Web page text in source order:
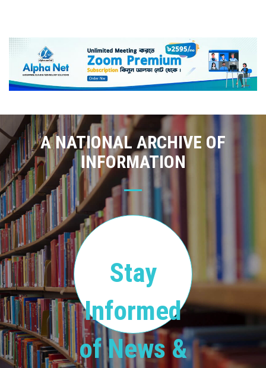
A NATIONAL ARCHIVE OF
INFORMATION
Stay
Informed
of News &